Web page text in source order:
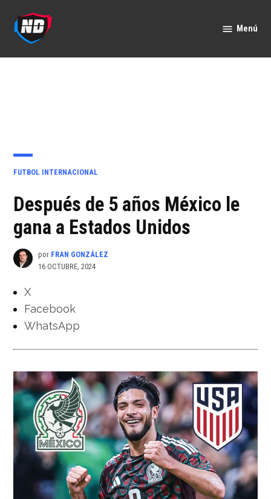
contenido
Menú
PUBLICADO
FUTBOL INTERNACIONAL
Después de 5 años México le
gana a Estados Unidos
por FRAN GONZÁLEZ
16 OCTUBRE, 2024
X
Facebook
WhatsApp